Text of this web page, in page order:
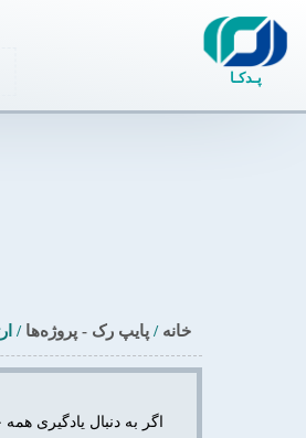
was calledincorrectly
زود اجرا شده است. ترجمه‌ها باید در
wp-includes/functions.phpon line6170
پـدکـا
خانه /پایپ رک - پروژه‌ها /
اگر به دنبال یادگیری